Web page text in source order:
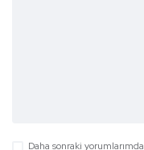
Daha sonraki